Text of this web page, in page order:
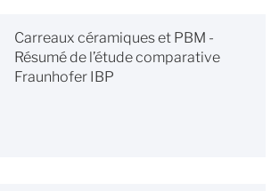
Carreaux céramiques et PBM -
Résumé de l’étude comparative
Fraunhofer IBP